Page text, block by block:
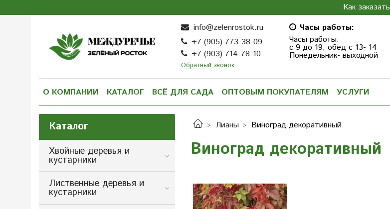
Как заказать
info@zelenrostok.ru
+7 (905) 773-38-09
+7 (903) 714-78-10
Обратный звонок
Часы работы:
Часы работы:
с 9 до 19, обед с 13- 14
Понедельник- выходной
О КОМПАНИИ КАТАЛОГ ВСЁ ДЛЯ САДА ОПТОВЫМ ПОКУПАТЕЛЯМ УСЛУГИ
Лианы Виноград декоративный
Виноград декоративный
Каталог
Хвойные деревья и
кустарники
Лиственные деревья и
кустарники